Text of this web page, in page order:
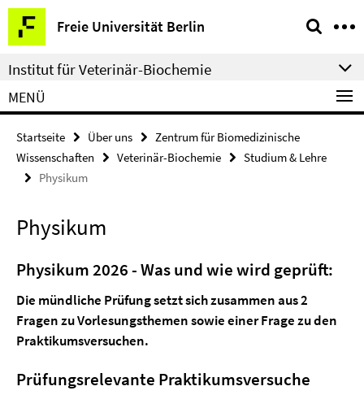
Springe
direkt
zu
Inhalt
Freie Universität Berlin
Service-
Navigation
Institut für Veterinär-Biochemie
MENÜ
Startseite Über uns
Zentrum für Biomedizinische
Wissenschaften
Veterinär-Biochemie
Studium & Lehre
Physikum
Physikum
Physikum 2026 -Was und wie wird geprüft:
Die mündliche Prüfung setzt sich zusammen aus 2
Fragen zu Vorlesungsthemen sowie einer Frage zu den
Praktikumsversuchen.
Prüfungsrelevante Praktikumsversuche